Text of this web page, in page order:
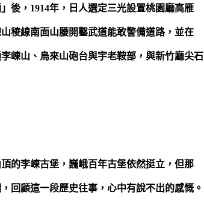
後，1914年，日人選定三光設置桃園廳高雁
稜線南面山腰開鑿武道能敢警備道路，並在
崠山、烏來山砲台與宇老鞍部，與新竹廳尖石
的李崠古堡，巍峨百年古堡依然挺立，但那
回顧這一段歷史往事，心中有說不出的感慨。